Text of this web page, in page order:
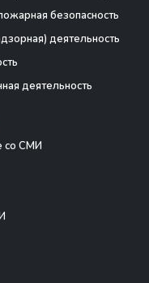
безопасность
деятельность
деятельность
со СМИ